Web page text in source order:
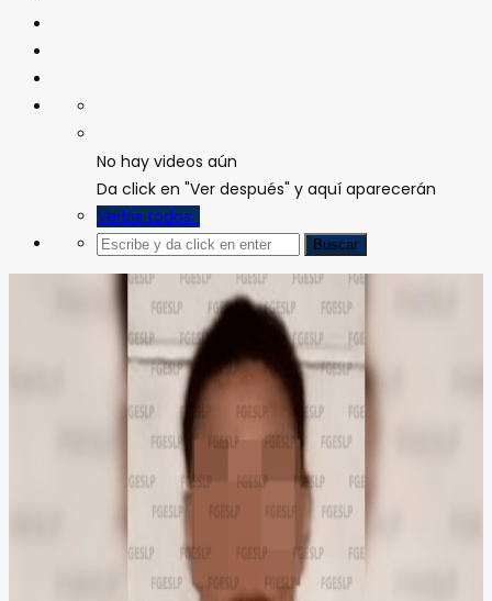
No hay videos aún
Da click en "Ver después" y aquí aparecerán
Verlos todos